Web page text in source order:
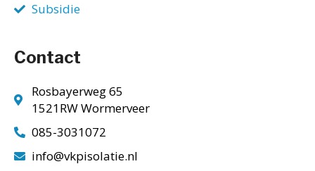
Subsidie
Contact
Rosbayerweg 65
1521RW Wormerveer
085-3031072
info@vkpisolatie.nl